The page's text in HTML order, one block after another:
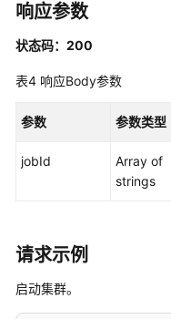
据
集
响应参数
状态码：200
表4 响应Body参数
参数 参数类型
jobId
Array of
strings
请求示例
启动集群。